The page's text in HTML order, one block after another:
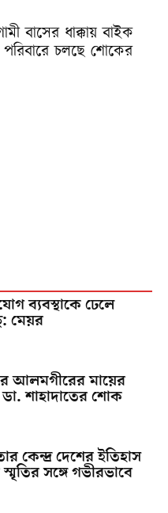
বাসের ধাক্কায় বাইক
চলছে শোকের
ব্যবস্থাকে ঢেলে
মেয়র
আলমগীরের মায়ের
শাহাদাতের শোক
কেন্দ্র দেশের ইতিহাস
সঙ্গে গভীরভাবে